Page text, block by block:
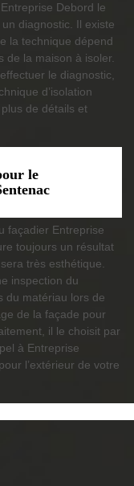
Debord le
diagnostic. Il existe
la technique dépend
de la maison à isoler.
le diagnostic,
d’isolation
de détails et
le
façadier Entreprise
toujours un résultat
très esthétique.
inspection du
du matériau lors de
de la façade pour
il le choisit par
à Entreprise
l’extérieur de votre